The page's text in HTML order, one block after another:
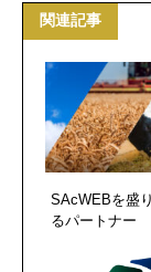
関連記事
SAcWEBを盛
るパートナー